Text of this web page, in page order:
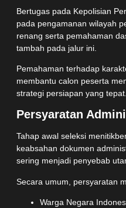
Bertugas pada Kepolisian
pada pengamanan wilayah
renang serta pemahaman
tambah pada jalur ini.
Pemahaman terhadap
membantu calon peserta
strategi persiapan yang tepat.
Persyaratan
Tahap awal seleksi
keabsahan dokumen
sering menjadi penyebab
Secara umum, persyaratan
Warga Negara